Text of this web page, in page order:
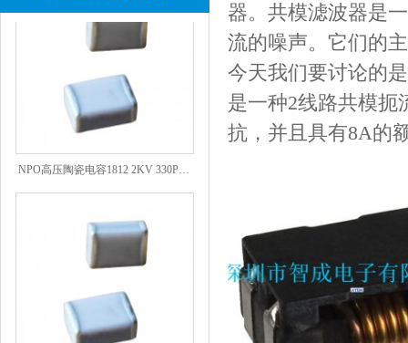
NPO高压陶瓷电容1812 2KV 330PF 5%精度
器。共模滤波器是
流的噪声。它们的
今天我们要讨论的
是一种2线路共模扼
抗，并且具有8A的